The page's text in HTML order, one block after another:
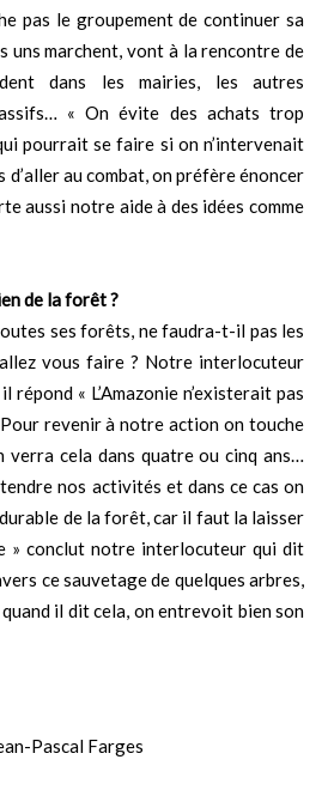
pas le groupement de continuer sa
uns marchent, vont à la rencontre de
dans les mairies, les autres
« On évite des achats trop
pourrait se faire si on n’intervenait
d’aller au combat, on préfère énoncer
aussi notre aide à des idées comme
de la forêt ?
ses forêts, ne faudra-t-il pas les
vous faire ? Notre interlocuteur
répond « L’Amazonie n’existerait pas
revenir à notre action on touche
verra cela dans quatre ou cinq ans…
nos activités et dans ce cas on
de la forêt, car il faut la laisser
» conclut notre interlocuteur qui dit
ce sauvetage de quelques arbres,
il dit cela, on entrevoit bien son
Pascal Farges